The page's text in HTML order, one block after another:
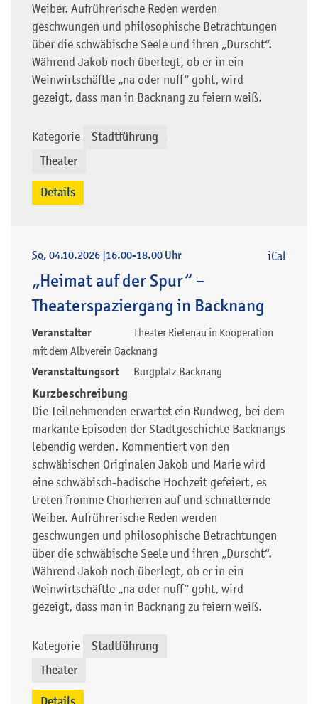
Weiber. Aufrührerische Reden werden
geschwungen und philosophische Betrachtungen
über die schwäbische Seele und ihren „Durscht“.
Während Jakob noch überlegt, ob er in ein
Weinwirtschäftle „na oder nuff“ goht, wird
gezeigt, dass man in Backnang zu feiern weiß.
Kategorie Stadtführung
Theater
Details
So, 04.10.2026 |16.00-18.00 Uhr
„Heimat auf der Spur“ –
Theaterspaziergang in Backnang
Veranstalter
Theater Rietenau in Kooperation
mit dem Albverein Backnang
Veranstaltungsort Burgplatz Backnang
Kurzbeschreibung
Die Teilnehmenden erwartet ein Rundweg, bei dem
markante Episoden der Stadtgeschichte Backnangs
lebendig werden. Kommentiert von den
schwäbischen Originalen Jakob und Marie wird
eine schwäbisch-badische Hochzeit gefeiert, es
treten fromme Chorherren auf und schnatternde
Weiber. Aufrührerische Reden werden
geschwungen und philosophische Betrachtungen
über die schwäbische Seele und ihren „Durscht“.
Während Jakob noch überlegt, ob er in ein
Weinwirtschäftle „na oder nuff“ goht, wird
gezeigt, dass man in Backnang zu feiern weiß.
Kategorie Stadtführung
Theater
iCal